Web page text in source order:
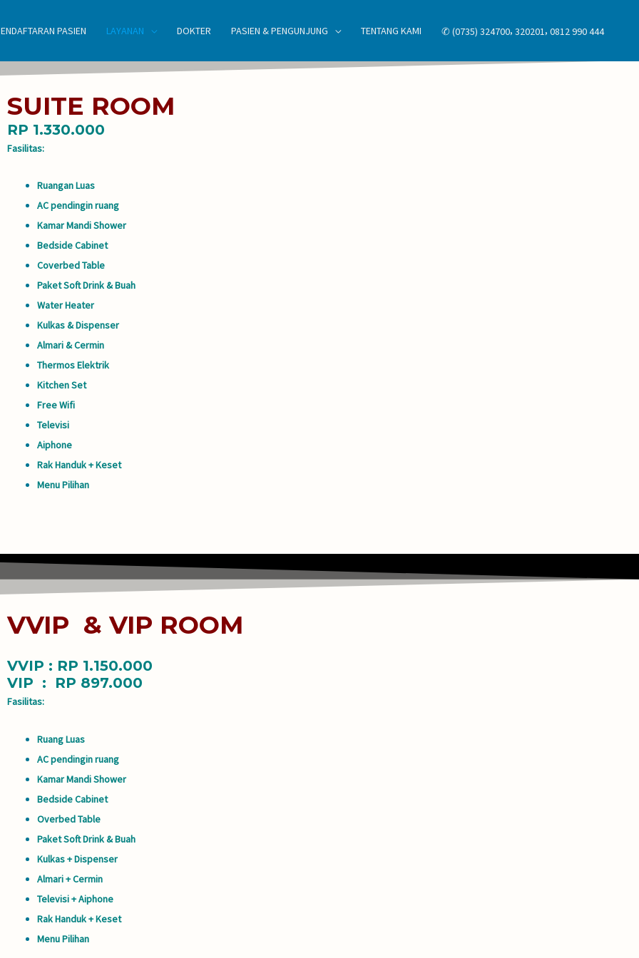
PASIEN LAYANAN DOKTER PASIEN & PENGUNJUNG TENTANG KAMI ✆ (0735) 324700, 320201 , 0812 990 444
SUITE ROOM
RP 1.330.000
Fasilitas:
Ruangan Luas
AC pendingin ruang
Kamar Mandi Shower
Bedside Cabinet
Coverbed Table
Paket Soft Drink & Buah
Water Heater
Kulkas & Dispenser
Almari & Cermin
Thermos Elektrik
Kitchen Set
Free Wifi
Televisi
Aiphone
Rak Handuk + Keset
Menu Pilihan
VVIP & VIP ROOM
VVIP : RP 1.150.000
VIP : RP 897.000
Fasilitas:
Ruang Luas
AC pendingin ruang
Kamar Mandi Shower
Bedside Cabinet
Overbed Table
Paket Soft Drink & Buah
Kulkas + Dispenser
Almari + Cermin
Televisi + Aiphone
Rak Handuk + Keset
Menu Pilihan